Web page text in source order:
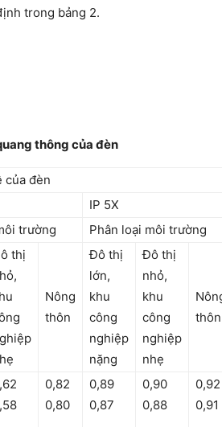
trong bảng 2.
thông của đèn
của đèn
IP 5X
trường
Phân loại môi trường
thị
Nông
thôn
Đô thị
lớn,
khu
công
nghiệp
nặng
Đô thị
nhỏ,
khu
công
nghiệp
nhẹ
thôn
0,82
0,80
0,89
0,87
0,90
0,88
0,92
0,91